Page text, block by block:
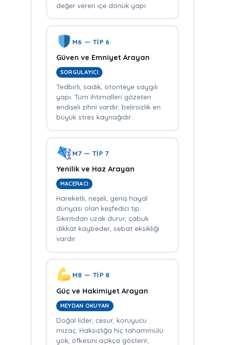
değer veren içe dönük yapı.
M6 — TİP 6
Güven ve Emniyet Arayan
SORGULAYICI
Tedbirli, sadık, otoriteye saygılı
yapı. Tüm ihtimalleri gözeten
endişeli zihni vardır; belirsizlik en
büyük stres kaynağıdır.
M7 — TİP 7
Yenilik ve Haz Arayan
MACERACI
Hareketli, neşeli, geniş hayal
dünyası olan keşfedici tip.
Sıkıntıdan uzak durur, çabuk
dikkat kaybeder, sebat eksikliği
vardır.
M8 — TİP 8
Güç ve Hakimiyet Arayan
MEYDAN OKUYAN
Doğal lider, cesur, koruyucu
mizaç. Haksızlığa hiç tahammülü
yok, öfkesini açıkça gösterir,